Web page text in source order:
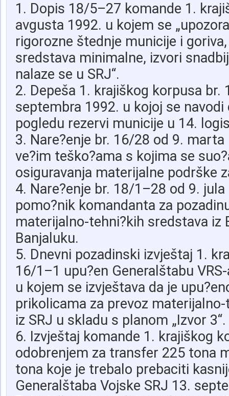
1. Dopis 18/5–27 komande 1.
avgusta 1992. u kojem se
rigorozne štednje municije i
sredstava minimalne, izvori
nalaze se u SRJ“.
2. Depeša 1. krajiškog korpusa br.
septembra 1992. u kojoj se navodi
pogledu rezervi municije u 14.
3. Nare?enje br. 16/28 od 9. marta
ve?im teško?ama s kojima se
osiguravanja materijalne podrške
4. Nare?enje br. 18/1–28 od 9.
pomo?nik komandanta za
materijalno-tehni?kih sredstava iz
Banjaluku.
5. Dnevni pozadinski izvještaj 1.
16/1–1 upu?en Generalštabu
u kojem se izvještava da je
prikolicama za prevoz
iz SRJ u skladu s planom „Izvor 3“.
6. Izvještaj komande 1. krajiškog
odobrenjem za transfer 225 tona
tona koje je trebalo prebaciti
Generalštaba Vojske SRJ 13.